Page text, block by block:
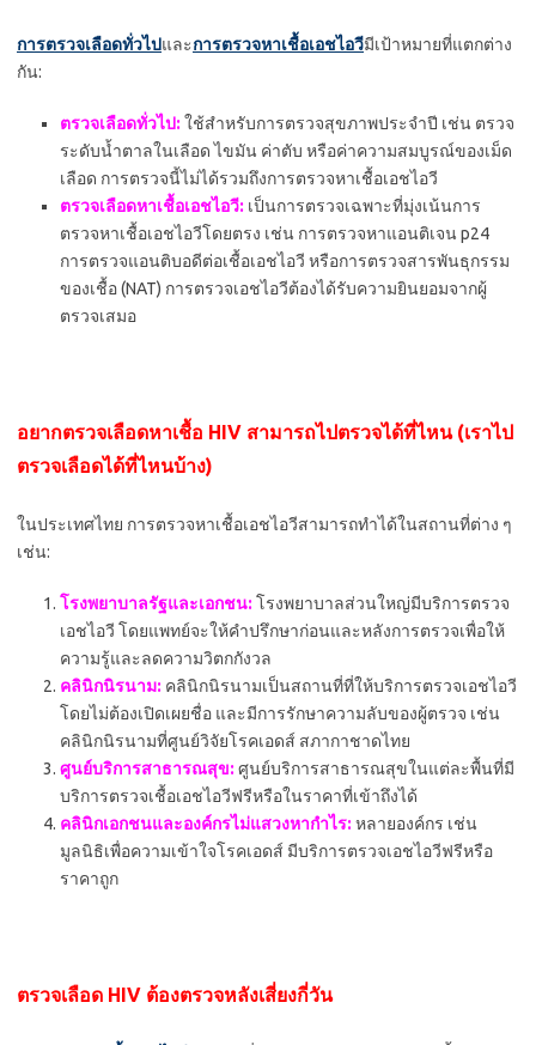
การตรวจเลือดทั่วไปและการตรวจหาเชื้อเอชไอวีมีเป้าหมายที่แตกต่าง
กัน:
ตรวจเลือดทั่วไป: ใช้สำหรับการตรวจสุขภาพประจำปี เช่น ตรวจ
ระดับน้ำตาลในเลือด ไขมัน ค่าตับ หรือค่าความสมบูรณ์ของเม็ด
เลือด การตรวจนี้ไม่ได้รวมถึงการตรวจหาเชื้อเอชไอวี
ตรวจเลือดหาเชื้อเอชไอวี: เป็นการตรวจเฉพาะที่มุ่งเน้นการ
ตรวจหาเชื้อเอชไอวีโดยตรง เช่น การตรวจหาแอนติเจน p24
การตรวจแอนติบอดีต่อเชื้อเอชไอวี หรือการตรวจสารพันธุกรรม
ของเชื้อ (NAT) การตรวจเอชไอวีต้องได้รับความยินยอมจากผู้
ตรวจเสมอ
อยากตรวจเลือดหาเชื้อ HIV สามารถไปตรวจได้ที่ไหน (เราไป
ตรวจเลือดได้ที่ไหนบ้าง)
ในประเทศไทย การตรวจหาเชื้อเอชไอวีสามารถทำได้ในสถานที่ต่าง ๆ
เช่น:
โรงพยาบาลรัฐและเอกชน: โรงพยาบาลส่วนใหญ่มีบริการตรวจ
เอชไอวี โดยแพทย์จะให้คำปรึกษาก่อนและหลังการตรวจเพื่อให้
ความรู้และลดความวิตกกังวล
คลินิกนิรนาม: คลินิกนิรนามเป็นสถานที่ที่ให้บริการตรวจเอชไอวี
โดยไม่ต้องเปิดเผยชื่อ และมีการรักษาความลับของผู้ตรวจ เช่น
คลินิกนิรนามที่ศูนย์วิจัยโรคเอดส์ สภากาชาดไทย
ศูนย์บริการสาธารณสุข: ศูนย์บริการสาธารณสุขในแต่ละพื้นที่มี
บริการตรวจเชื้อเอชไอวีฟรีหรือในราคาที่เข้าถึงได้
คลินิกเอกชนและองค์กรไม่แสวงหากำไร: หลายองค์กร เช่น
มูลนิธิเพื่อความเข้าใจโรคเอดส์ มีบริการตรวจเอชไอวีฟรีหรือ
ราคาถูก
ตรวจเลือด HIV ต้องตรวจหลังเสี่ยงกี่วัน